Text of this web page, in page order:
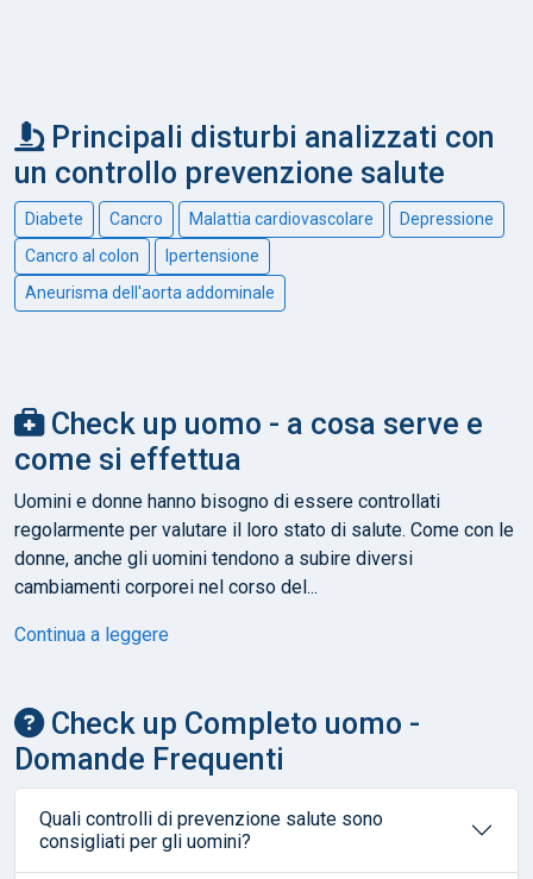
Principali disturbi analizzati con
un controllo prevenzione salute
Diabete Cancro Malattia cardiovascolare
Depressione
Cancro al colon
Ipertensione
Aneurisma dell'aorta addominale
Check up uomo - a cosa serve e
come si effettua
Uomini e donne hanno bisogno di essere controllati
regolarmente per valutare il loro stato di salute. Come con le
donne, anche gli uomini tendono a subire diversi
cambiamenti corporei nel corso del...
Continua a leggere
Check up Completo uomo -
Domande Frequenti
Quali controlli di prevenzione salute sono
consigliati per gli uomini?